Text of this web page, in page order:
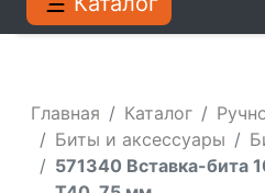
Главная Каталог
Биты и аксессуары
571340 Вставка-бита